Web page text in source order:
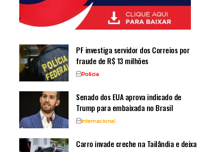
PF investiga servidor dos Correios por
fraude de R$ 13 milhões
Polícia
Senado dos EUA aprova indicado de
Trump para embaixada no Brasil
Internacional
Carro invade creche na Tailândia e deixa